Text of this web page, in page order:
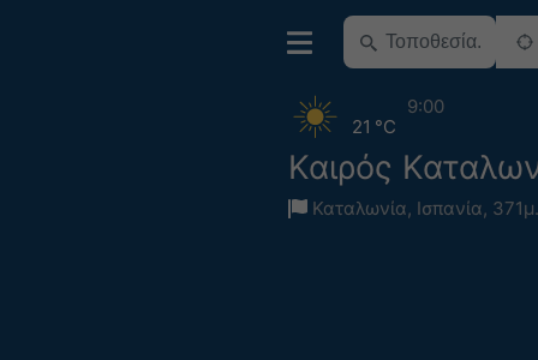
Καιρός
Καταλωνία, Ισπανία,
21 °C
9:00